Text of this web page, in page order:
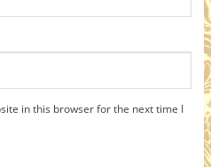
in this browser for the next time I